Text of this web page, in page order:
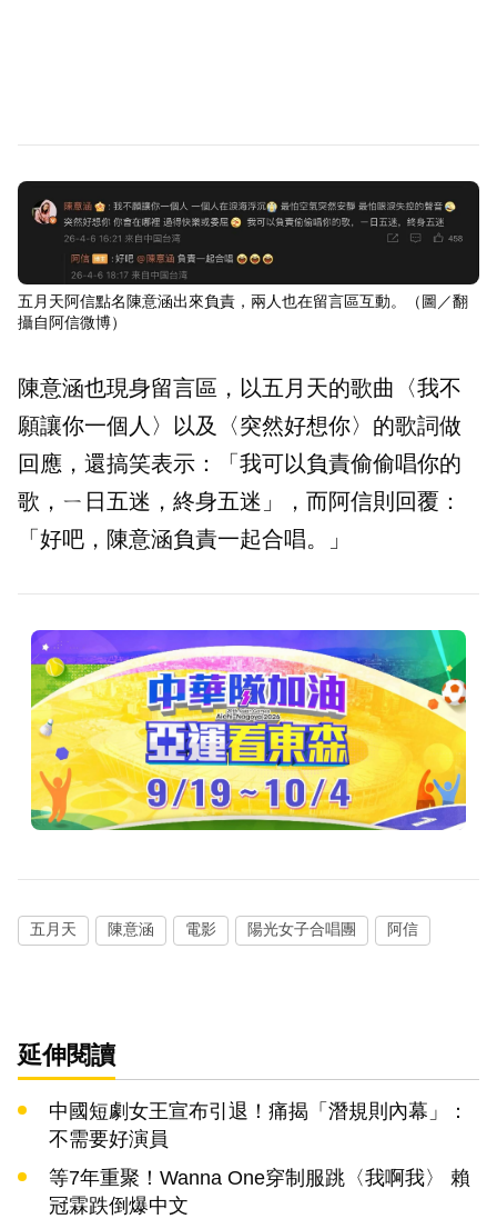
五月天阿信點名陳意涵出來負責，兩人也在留言區互動。（圖／翻
攝自阿信微博）
陳意涵也現身留言區，以五月天的歌曲〈我不
願讓你一個人〉以及〈突然好想你〉的歌詞做
回應，還搞笑表示：「我可以負責偷偷唱你的
歌，ㄧ日五迷，終身五迷」，而阿信則回覆：
「好吧，陳意涵負責一起合唱。」
五月天 陳意涵 電影 陽光女子合唱團 阿信
延伸閱讀
中國短劇女王宣布引退！痛揭「潛規則內幕」：
不需要好演員
等7年重聚！Wanna One穿制服跳〈我啊我〉 賴
冠霖跌倒爆中文